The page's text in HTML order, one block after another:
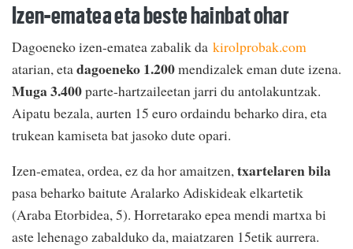
Izen-ematea eta beste hainbat ohar
Dagoeneko izen-ematea zabalik da kirolprobak.com
atarian, etadagoeneko 1.200mendizalek eman dute izena.
Muga 3.400parte-hartzaileetan jarri du antolakuntzak.
Aipatu bezala, aurten 15 euro ordaindu beharko dira, eta
trukean kamiseta bat jasoko dute opari.
Izen-ematea, ordea, ez da hor amaitzen,txartelaren bila
pasa beharko baitute Aralarko Adiskideak elkartetik
(Araba Etorbidea, 5). Horretarako epea mendi martxa bi
aste lehenago zabalduko da, maiatzaren 15etik aurrera.